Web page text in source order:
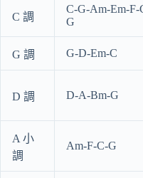
C 調
C-G-Am-Em-F-
G
G 調 G-D-Em-C
D 調 D-A-Bm-G
A 小
調
Am-F-C-G